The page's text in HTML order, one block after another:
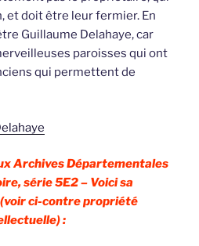
et doit être leur fermier. En
Guillaume Delahaye, car
paroisses qui ont
qui permettent de
Archives Départementales
série 5E2 – Voici sa
ci-contre propriété
: